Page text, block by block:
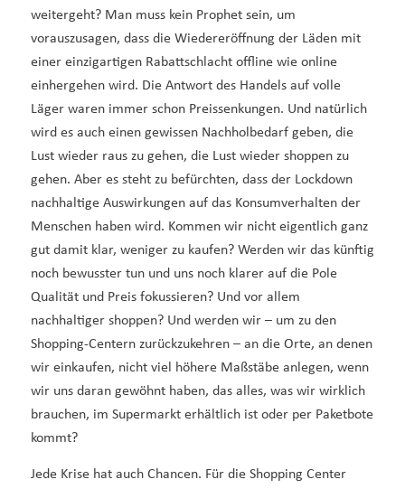
weitergeht? Man muss kein Prophet sein, um
vorauszusagen, dass die Wiedereröffnung der Läden mit
einer einzigartigen Rabattschlacht offline wie online
einhergehen wird. Die Antwort des Handels auf volle
Läger waren immer schon Preissenkungen. Und natürlich
wird es auch einen gewissen Nachholbedarf geben, die
Lust wieder raus zu gehen, die Lust wieder shoppen zu
gehen. Aber es steht zu befürchten, dass der Lockdown
nachhaltige Auswirkungen auf das Konsumverhalten der
Menschen haben wird. Kommen wir nicht eigentlich ganz
gut damit klar, weniger zu kaufen? Werden wir das künftig
noch bewusster tun und uns noch klarer auf die Pole
Qualität und Preis fokussieren? Und vor allem
nachhaltiger shoppen? Und werden wir – um zu den
Shopping-Centern zurückzukehren – an die Orte, an denen
wir einkaufen, nicht viel höhere Maßstäbe anlegen, wenn
wir uns daran gewöhnt haben, das alles, was wir wirklich
brauchen, im Supermarkt erhältlich ist oder per Paketbote
kommt?
Jede Krise hat auch Chancen. Für die Shopping Center